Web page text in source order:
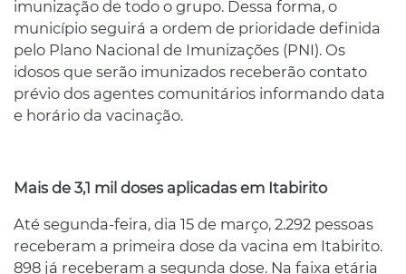
imunização de todo o grupo. Dessa forma, o
município seguirá a ordem de prioridade definida
pelo Plano Nacional de Imunizações (PNI). Os
idosos que serão imunizados receberão contato
prévio dos agentes comunitários informando data
e horário da vacinação.
Mais de 3,1 mil doses aplicadas em Itabirito
Até segunda-feira, dia 15 de março, 2.292 pessoas
receberam a primeira dose da vacina em Itabirito.
898 já receberam a segunda dose. Na faixa etária